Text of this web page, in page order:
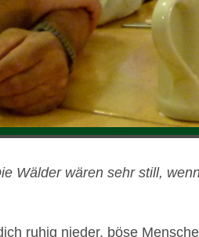
Wälder wären sehr still,
ruhig nieder, böse